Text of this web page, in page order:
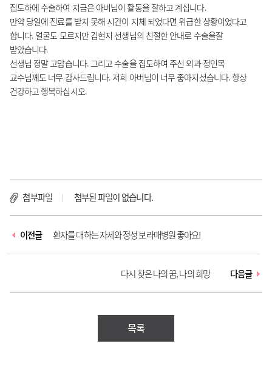
집도하에 수술하여 지금은 아버님이 활동을 잘하고 계십니다.
만약 당일에 진료를 받지 못해 시간이 지체 되었다면 위급한 상황이었다고
합니다. 얼굴도 모르지만 김현지 선생님의 친절한 안내로 수술을잘
받았습니다.
선생님 정말 고맙습니다. 그리고 수술을 집도하여 주신 외과 정인목
교수님께도 너무 감사드립니다. 저희 아버님이 너무 좋아지셨습니다. 항상
건강하고 행복하십시오.
첨부파일 첨부된 파일이 없습니다.
이전글 환자를 대하는 자세와 정성 보라매병원 좋아요!
다시 찾은 나의 꿈, 나의 희망 다음글
목록